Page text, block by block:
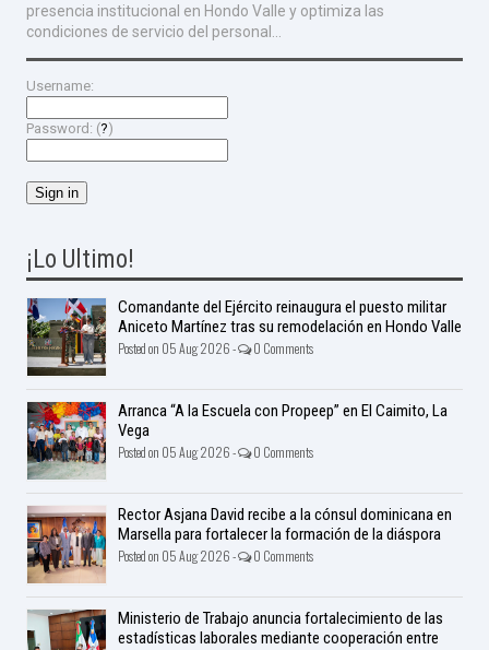
presencia institucional en Hondo Valle y optimiza las
condiciones de servicio del personal...
Username:
Password: (?)
¡Lo Ultimo!
Comandante del Ejército reinaugura el puesto militar
Aniceto Martínez tras su remodelación en Hondo Valle
Posted on 05 Aug 2026 - 0 Comments
Arranca “A la Escuela con Propeep” en El Caimito, La
Vega
Posted on 05 Aug 2026 - 0 Comments
Rector Asjana David recibe a la cónsul dominicana en
Marsella para fortalecer la formación de la diáspora
Posted on 05 Aug 2026 - 0 Comments
Ministerio de Trabajo anuncia fortalecimiento de las
estadísticas laborales mediante cooperación entre